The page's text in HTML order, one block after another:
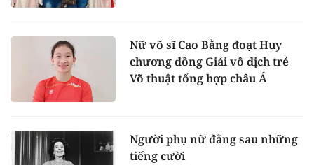
Nữ võ sĩ Cao Bằng đoạt Huy
chương đồng Giải vô địch trẻ
Võ thuật tổng hợp châu Á
Người phụ nữ đằng sau những
tiếng cười